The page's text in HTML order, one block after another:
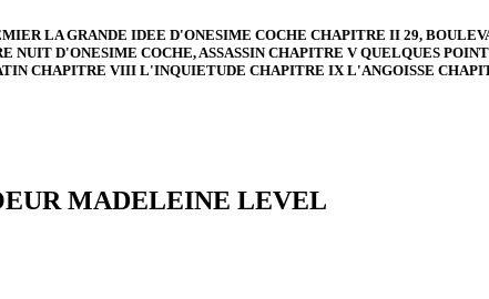
LA GRANDE IDEE D'ONESIME COCHE CHAPITRE II 29,
NUIT D'ONESIME COCHE, ASSASSIN CHAPITRE V QUELQUES
CHAPITRE VIII L'INQUIETUDE CHAPITRE IX L'ANGOISSE
MADELEINE LEVEL